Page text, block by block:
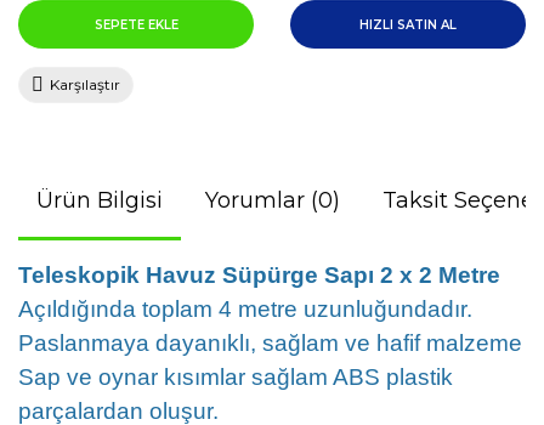
SEPETE EKLE HIZLI SATIN AL
Karşılaştır
Ürün Bilgisi Yorumlar (0) Taksit
Teleskopik Havuz Süpürge Sapı 2 x 2 Metre
Açıldığında toplam 4 metre uzunluğundadır.
Paslanmaya dayanıklı, sağlam ve hafif malzeme
Sap ve oynar kısımlar sağlam ABS plastik
parçalardan oluşur.